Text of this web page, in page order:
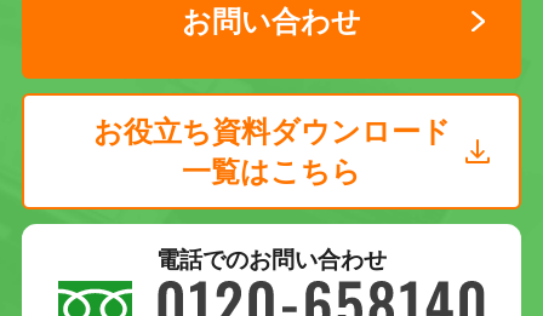
お問い合わせ
お役立ち資料ダウンロード
一覧はこちら
電話でのお問い合わせ